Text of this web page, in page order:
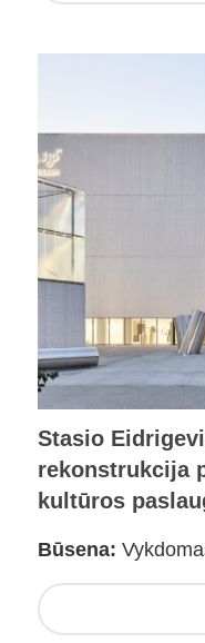
Stasio
rekonstrukcija
kultūros
Būsena: